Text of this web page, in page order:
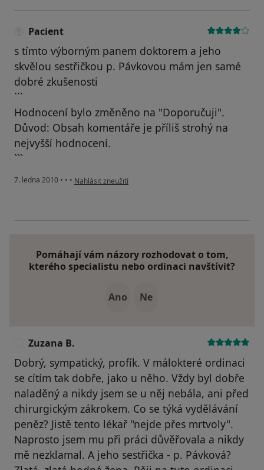
Pacient
s tímto výborným panem doktorem a jeho
skvělou sestřičkou p. Pávkovou mám jen samé
dobré zkušenosti
```
Hodnocení bylo změněno na "Doporučuji".
Důvod: Obsah komentáře je příliš strohý na
nejvyšší hodnocení.
```
7. ledna 2010 • • • podle názoru uživatele Pacient
Nahlásit zneužití
Pomáhají vám názory rozhodovat o tom,
kterého specialistu nebo ordinaci navštívit?
Ano Ne
Zuzana B.
Dobrý, sympatický, profík. V málokteré ordinaci
se cítím tak dobře, jako u něho. Vždy byl dobře
naladěný a nikdy jsem se u něj nebála, ani před
chirurgickým zákrokem. Co se týká vydělávání
peněz? Jistě tento lékař "nejde přes mrtvoly".
Naprosto jsem mu při práci důvěřovala a nikdy
mě nezklamal. A jeho sestřička - p. Pávková?